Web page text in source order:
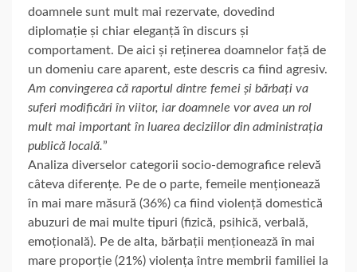
doamnele sunt mult mai rezervate, dovedind
diplomație și chiar eleganță în discurs și
comportament. De aici și reținerea doamnelor față de
un domeniu care aparent, este descris ca fiind agresiv.
Am convingerea că raportul dintre femei și bărbați va
suferi modificări în viitor, iar doamnele vor avea un rol
mult mai important în luarea deciziilor din administrația
publică locală.”
Analiza diverselor categorii socio-demografice relevă
câteva diferențe. Pe de o parte, femeile menționează
în mai mare măsură (36%) ca fiind violență domestică
abuzuri de mai multe tipuri (fizică, psihică, verbală,
emoțională). Pe de alta, bărbații menționează în mai
mare proporție (21%) violența între membrii familiei la